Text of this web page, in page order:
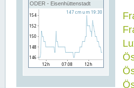
ODER - Eisenhüttenstadt